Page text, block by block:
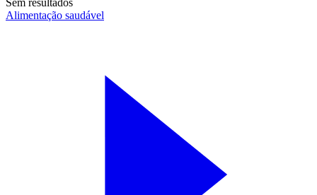
Sem resultados
Alimentação saudável